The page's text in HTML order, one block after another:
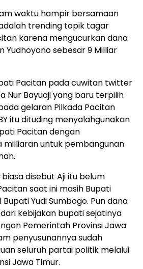
waktu hampir bersamaan
trending topik tagar
karena mengucurkan dana
Yudhoyono sebesar 9 Milliar
Pacitan pada cuwitan twitter
Nur Bayuaji yang baru terpilih
gelaran Pilkada Pacitan
itu dituding menyalahgunakan
Pacitan dengan
milliaran untuk pembangunan
disebut Aji itu belum
saat ini masih Bupati
Yudi Sumbogo. Pun dana
kebijakan bupati sejatinya
Pemerintah Provinsi Jawa
penyusunannya sudah
seluruh partai politik melalui
Jawa Timur.